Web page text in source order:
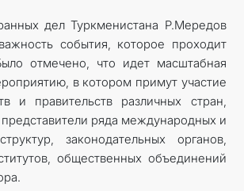
дел Туркменистана Р.Мередов
события, которое проходит
отмечено, что идет масштабная
в котором примут участие
и правительств различных стран,
ряда международных и
законодательных органов,
общественных объединений